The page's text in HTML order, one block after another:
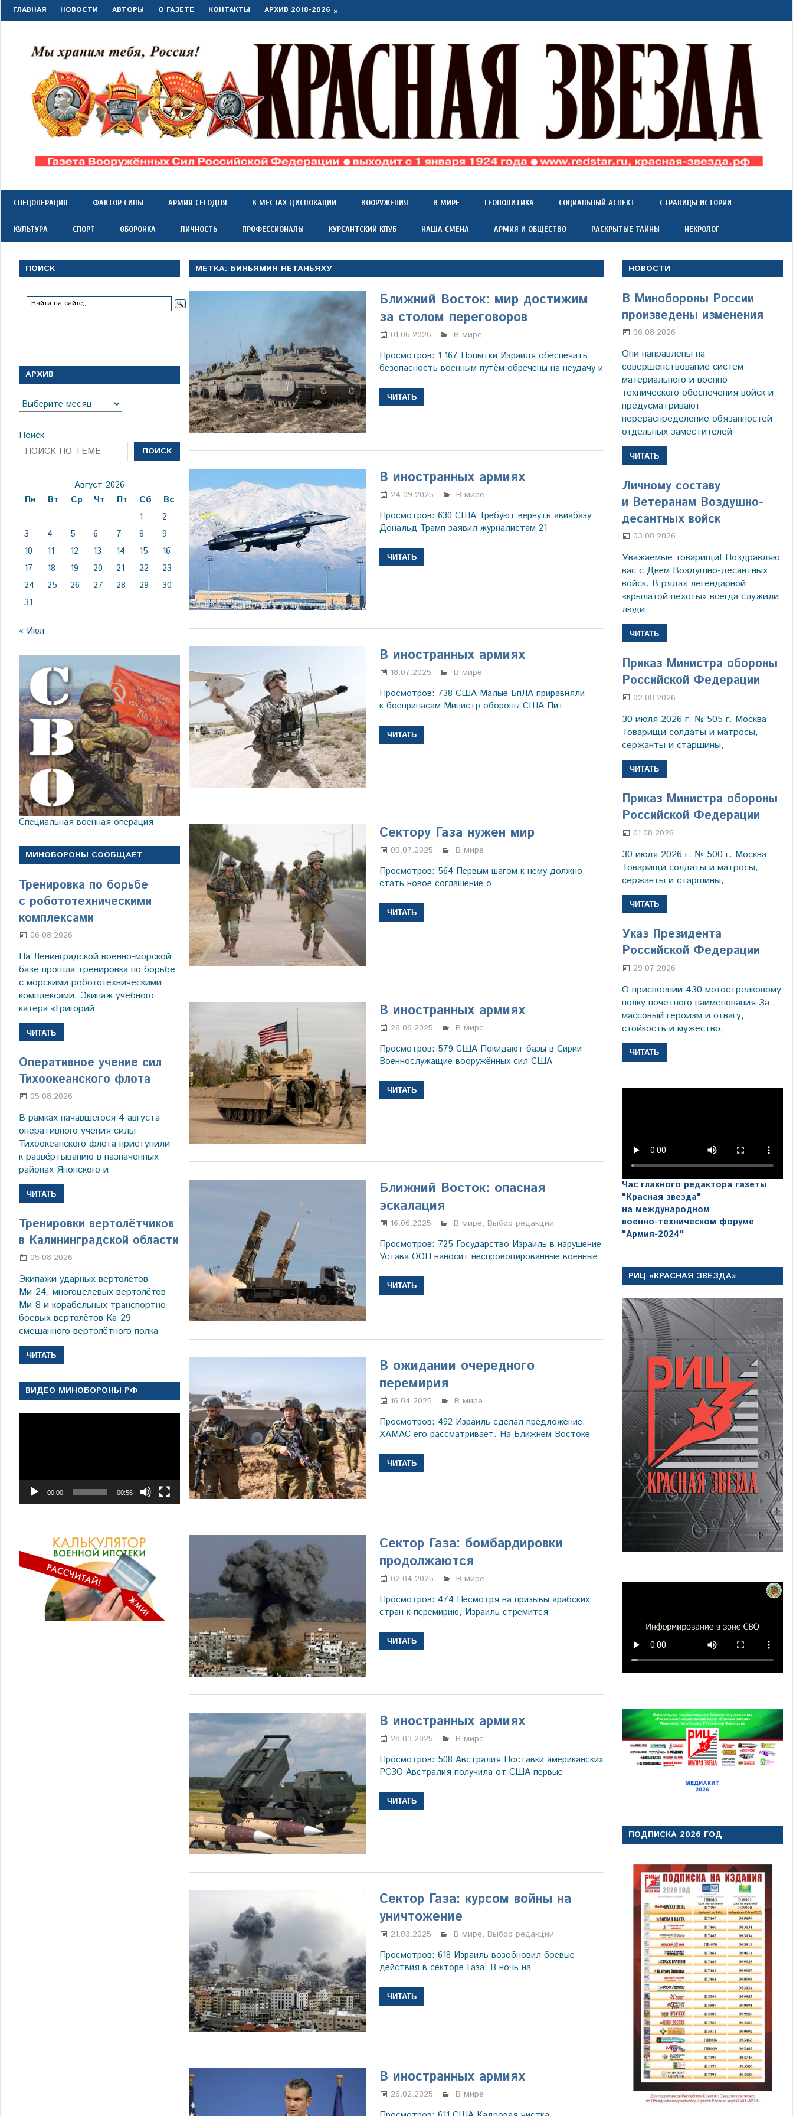
Перейти
к
ГЛАВНАЯ НОВОСТИ АВТОРЫ О ГАЗЕТЕ КОНТАКТЫ АРХИВ 2018-2026
"Красная
звезда"
Вооружённых
Сил
Федерации
*
1
1924
года
СПЕЦОПЕРАЦИЯ ФАКТОР СИЛЫ АРМИЯ СЕГОДНЯ В МЕСТАХ ДИСЛОКАЦИИ ВООРУЖЕНИЯ В МИРЕ ГЕОПОЛИТИКА СОЦИАЛЬНЫЙ АСПЕКТ СТРАНИЦЫ ИСТОРИИ
КУЛЬТУРА СПОРТ ОБОРОНКА ЛИЧНОСТЬ ПРОФЕССИОНАЛЫ КУРСАНТСКИЙ КЛУБ НАША СМЕНА АРМИЯ И ОБЩЕСТВО РАСКРЫТЫЕ ТАЙНЫ НЕКРОЛОГ
МЕТКА: БИНЬЯМИН НЕТАНЬЯХУ
Ближний Восток: мир достижим
за столом переговоров
01.06.2026 Марина Щербакова
В мире
Просмотров: 1 167 Попытки Израиля обеспечить
безопасность военным путём обречены на неудачу и
ЧИТАТЬ
В иностранных армиях
24.09.2025 Марина Щербакова
В мире
Просмотров: 630 США Требуют вернуть авиабазу
Дональд Трамп заявил журналистам 21
ЧИТАТЬ
В иностранных армиях
18.07.2025 Марина Щербакова
В мире
Просмотров: 738 США Малые БпЛА приравняли
к боеприпасам Министр обороны США Пит
ЧИТАТЬ
Сектору Газа нужен мир
09.07.2025 Марина Щербакова
В мире
Просмотров: 564 Первым шагом к нему должно
стать новое соглашение о
ЧИТАТЬ
В иностранных армиях
26.06.2025 Марина Щербакова
В мире
Просмотров: 579 США Покидают базы в Сирии
Военнослужащие вооружённых сил США
ЧИТАТЬ
Ближний Восток: опасная
эскалация
16.06.2025 Марина Щербакова
В мире, Выбор редакции
Просмотров: 725 Государство Израиль в нарушение
Устава ООН наносит неспровоцированные военные
ЧИТАТЬ
В ожидании очередного
перемирия
16.04.2025 Настя Свиридова
В мире
Просмотров: 492 Израиль сделал предложение,
ХАМАС его рассматривает. На Ближнем Востоке
ЧИТАТЬ
Сектор Газа: бомбардировки
продолжаются
02.04.2025 Настя Свиридова
В мире
Просмотров: 474 Несмотря на призывы арабских
стран к перемирию, Израиль стремится
ЧИТАТЬ
В иностранных армиях
28.03.2025 Настя Свиридова
В мире
Просмотров: 508 Австралия Поставки американских
РСЗО Австралия получила от США первые
ЧИТАТЬ
Сектор Газа: курсом войны на
уничтожение
21.03.2025 Настя Свиридова
В мире, Выбор редакции
Просмотров: 618 Израиль возобновил боевые
действия в секторе Газа. В ночь на
ЧИТАТЬ
В иностранных армиях
26.02.2025 Настя Свиридова
В мире
ПОИСК
АРХИВ
Архив
Поиск
ПОИСК
Август 2026
Пн
Вт Ср Чт Пт Сб
Вс
1
2
3
4 5 6 7 8
9
10
11 12 13 14 15
16
17
18 19 20 21 22
23
24
25 26 27 28 29
30
31
« Июл
Специальная военная операция
МИНОБОРОНЫ СООБЩАЕТ
Тренировка по борьбе
с робототехническими
комплексами
06.08.2026
На Ленинградской военно-морской
базе прошла тренировка по борьбе
с морскими робототехническими
комплексами. Экипаж учебного
катера «Григорий
ЧИТАТЬ
Оперативное учение сил
Тихоокеанского флота
05.08.2026
В рамках начавшегося 4 августа
оперативного учения силы
Тихоокеанского флота приступили
к развёртыванию в назначенных
районах Японского и
ЧИТАТЬ
Тренировки вертолётчиков
в Калининградской области
05.08.2026
Экипажи ударных вертолётов
Ми-24, многоцелевых вертолётов
Ми-8 и корабельных транспортно-
боевых вертолётов Ка-29
смешанного вертолётного полка
ЧИТАТЬ
ВИДЕО МИНОБОРОНЫ РФ
00:00 00:56
НОВОСТИ
В Минобороны России
произведены изменения
06.08.2026
Они направлены на
совершенствование систем
материального и военно-
технического обеспечения войск и
предусматривают
перераспределение обязанностей
отдельных заместителей
ЧИТАТЬ
Личному составу
и Ветеранам Воздушно-
десантных войск
03.08.2026
Уважаемые товарищи! Поздравляю
вас с Днём Воздушно-десантных
войск. В рядах легендарной
«крылатой пехоты» всегда служили
люди
ЧИТАТЬ
Приказ Министра обороны
Российской Федерации
02.08.2026
30 июля 2026 г. № 505 г. Москва
Товарищи солдаты и матросы,
сержанты и старшины,
ЧИТАТЬ
Приказ Министра обороны
Российской Федерации
01.08.2026
30 июля 2026 г. № 500 г. Москва
Товарищи солдаты и матросы,
сержанты и старшины,
ЧИТАТЬ
Указ Президента
Российской Федерации
29.07.2026
О присвоении 430 мотострелковому
полку почетного наименования За
массовый героизм и отвагу,
стойкость и мужество,
ЧИТАТЬ
Час главного редактора газеты
"Красная звезда"
на международном
военно-техническом форуме
"Армия-2024"
РИЦ «КРАСНАЯ ЗВЕЗДА»
ПОДПИСКА 2026 ГОД